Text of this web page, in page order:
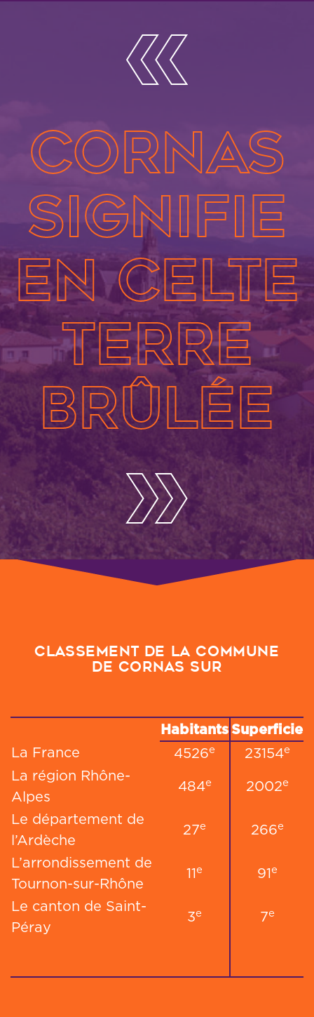
«
Cornas
Signifie
en celte
Terre
brûlée
»
Classement de la commune
de Cornas sur
HabitantsSuperficie
La France
4526e 23154e
La région Rhône-
Alpes
484e 2002e
Le département de
l’Ardèche
27e 266e
L’arrondissement de
Tournon-sur-Rhône
11e 91e
Le canton de Saint-
Péray
3e 7e